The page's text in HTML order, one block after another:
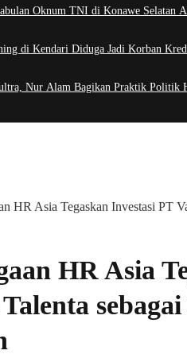
Oknum TNI di Konawe Selatan
di Kendari Diduga Jadi Korban
Nur Alam Bagikan Praktik Politik
HR Asia Tegaskan Investasi PT
HR Asia